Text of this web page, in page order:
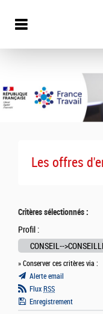
Les offres
Critères sélectionnés :
Profil :
» Conserver ces critères via :
Alerte email
Flux RSS
Enregistrement